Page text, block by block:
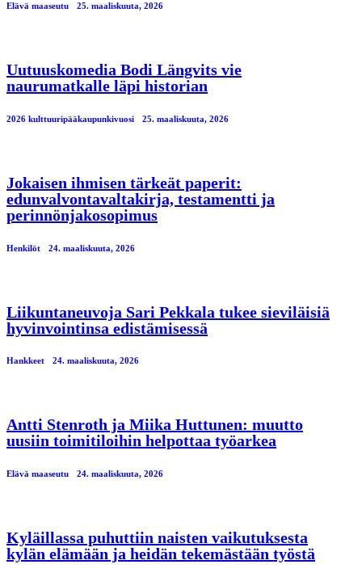
Elävä maaseutu 25. maaliskuuta, 2026
Uutuuskomedia Bodi Längvits vie
naurumatkalle läpi historian
2026 kulttuuripääkaupunkivuosi 25. maaliskuuta, 2026
Jokaisen ihmisen tärkeät paperit:
edunvalvontavaltakirja, testamentti ja
perinnönjakosopimus
Henkilöt 24. maaliskuuta, 2026
Liikuntaneuvoja Sari Pekkala tukee sieviläisiä
hyvinvointinsa edistämisessä
Hankkeet 24. maaliskuuta, 2026
Antti Stenroth ja Miika Huttunen: muutto
uusiin toimitiloihin helpottaa työarkea
Elävä maaseutu 24. maaliskuuta, 2026
Kyläillassa puhuttiin naisten vaikutuksesta
kylän elämään ja heidän tekemästään työstä